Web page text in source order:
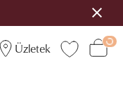
Üzletek